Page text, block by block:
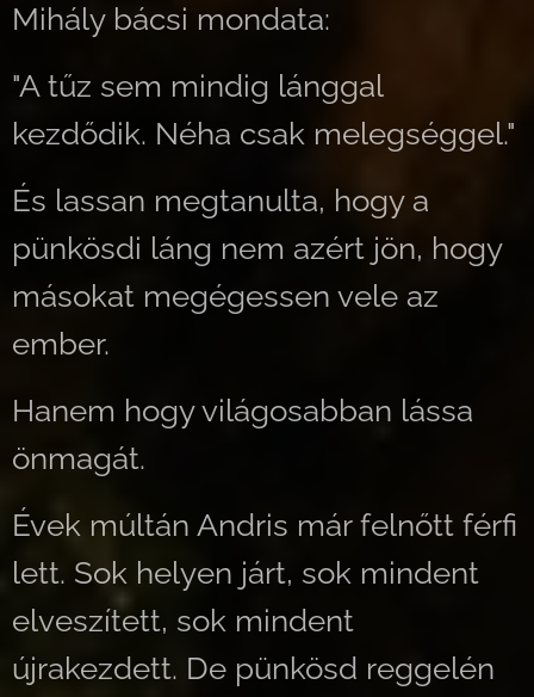
Mihály bácsi mondata:
"A tűz sem mindig lánggal
kezdődik. Néha csak melegséggel."
És lassan megtanulta, hogy a
pünkösdi láng nem azért jön, hogy
másokat megégessen vele az
ember.
Hanem hogy világosabban lássa
önmagát.
Évek múltán Andris már felnőtt férfi
lett. Sok helyen járt, sok mindent
elveszített, sok mindent
újrakezdett. De pünkösd reggelén